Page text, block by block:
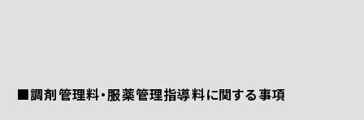
■調剤管理料・服薬管理指導料に関する事項